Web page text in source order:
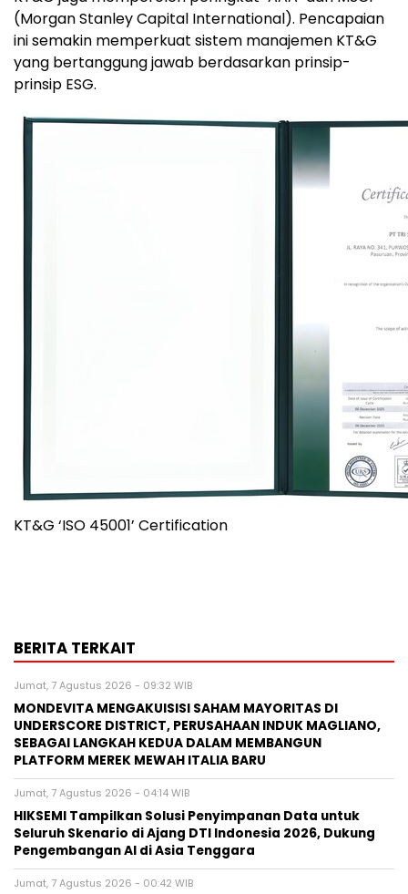
(Morgan Stanley Capital International). Pencapaian
ini semakin memperkuat sistem manajemen KT&G
yang bertanggung jawab berdasarkan prinsip-
prinsip ESG.
KT&G ‘ISO 45001’ Certification
BERITA TERKAIT
Jumat, 7 Agustus 2026 - 09:32 WIB
MONDEVITA MENGAKUISISI SAHAM MAYORITAS DI
UNDERSCORE DISTRICT, PERUSAHAAN INDUK MAGLIANO,
SEBAGAI LANGKAH KEDUA DALAM MEMBANGUN
PLATFORM MEREK MEWAH ITALIA BARU
Jumat, 7 Agustus 2026 - 04:14 WIB
HIKSEMI Tampilkan Solusi Penyimpanan Data untuk
Seluruh Skenario di Ajang DTI Indonesia 2026, Dukung
Pengembangan AI di Asia Tenggara
Jumat, 7 Agustus 2026 - 00:42 WIB